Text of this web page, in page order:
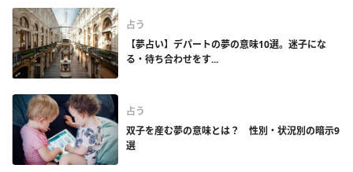
占う
【夢占い】デパートの夢の意味10選。迷子にな
る・待ち合わせをす...
占う
双子を産む夢の意味とは？ 性別・状況別の暗示9
選